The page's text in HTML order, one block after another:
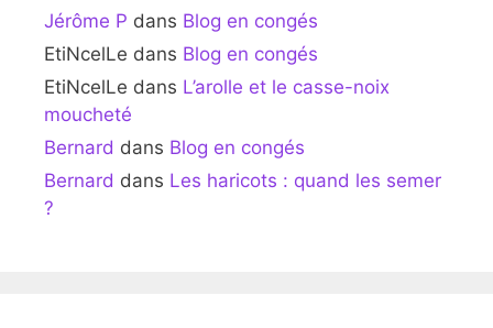
Jérôme P dans Blog en congés
EtiNcelLe dans Blog en congés
EtiNcelLe dans L’arolle et le casse-noix
moucheté
Bernard dans Blog en congés
Bernard dans Les haricots : quand les semer
?